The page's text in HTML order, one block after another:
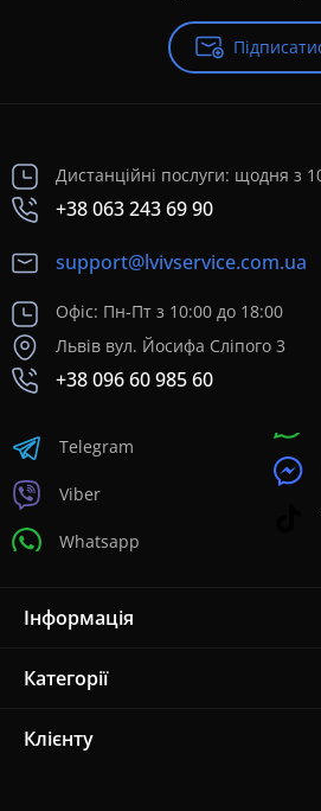
Дистанційні послуги: щодня з
+38 063 243 69 90
support@lvivservice.com.ua
Офіс: Пн-Пт з 10:00 до 18:00
Львів вул. Йосифа Сліпого 3
+38 096 60 985 60
Telegram
Viber
Whatsapp
Інформація
Категорії
Клієнту